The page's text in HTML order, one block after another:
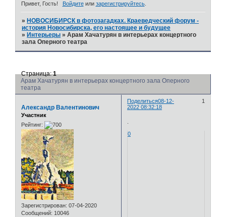
Привет, Гость! Войдитеили зарегистрируйтесь.
» НОВОСИБИРСК в фотозагадках. Краеведческий форум -
история Новосибирска, его настоящее и будущее
» Интерьеры »Арам Хачатурян в интерьерах концертного
зала Оперного театра
Арам Хачатурян в интерьерах концертного зала Оперного
театра
Страница:1
Поделиться 1
08-12-
2022 08:32:18
Александр Валентинович
Участник
Рейтинг:
Зарегистрирован: 07-04-2020
Сообщений: 10046
0